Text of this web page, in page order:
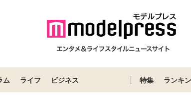
ム ライフ ビジネス 特集 ランキ